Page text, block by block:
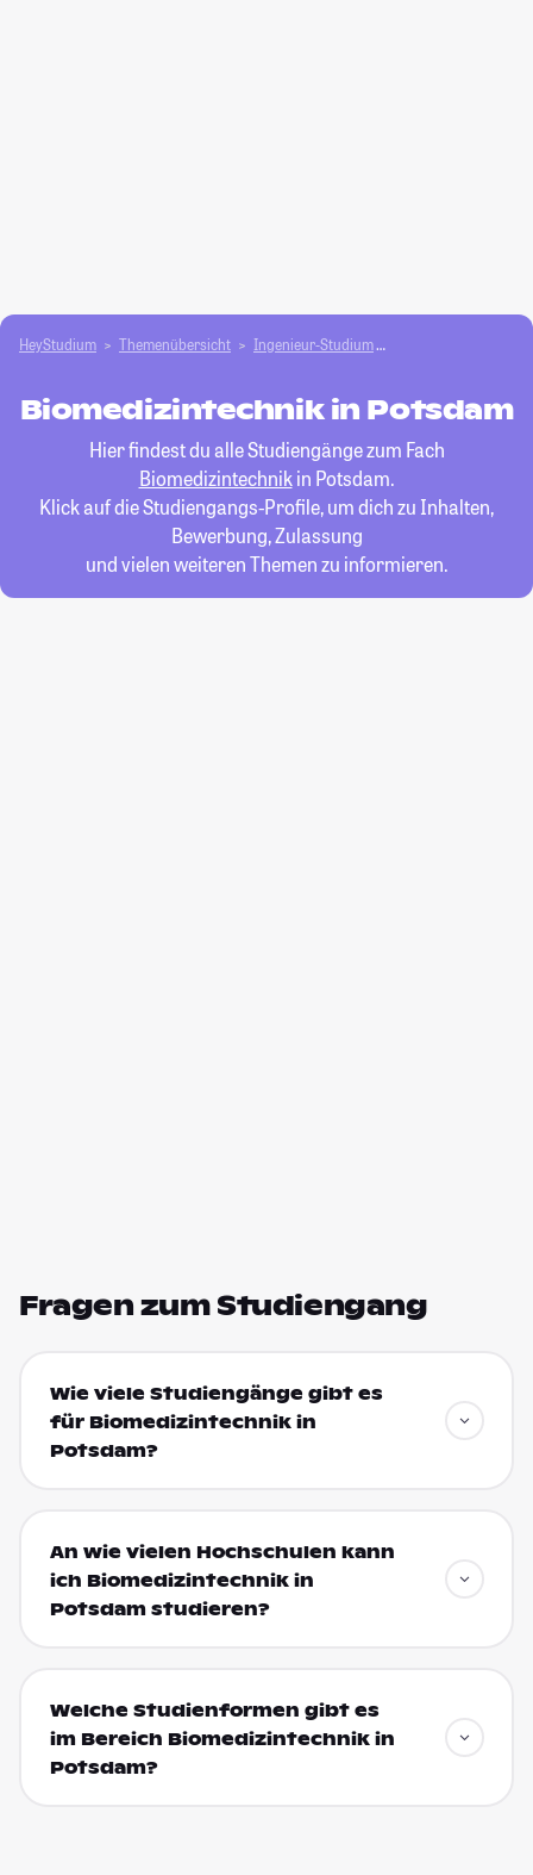
HeyStudium Themenübersicht Ingenieur-Studium
Biomedizintechnik in Potsdam
Hier findest du alle Studiengänge zum Fach
Biomedizintechnikin Potsdam.
Klick auf die Studiengangs-Profile, um dich zu Inhalten,
Bewerbung, Zulassung
und vielen weiteren Themen zu informieren.
Fragen zum Studiengang
Wie viele Studiengänge gibt es
für Biomedizintechnik in
Potsdam?
An wie vielen Hochschulen kann
ich Biomedizintechnik in
Potsdam studieren?
Welche Studienformen gibt es
im Bereich Biomedizintechnik in
Potsdam?